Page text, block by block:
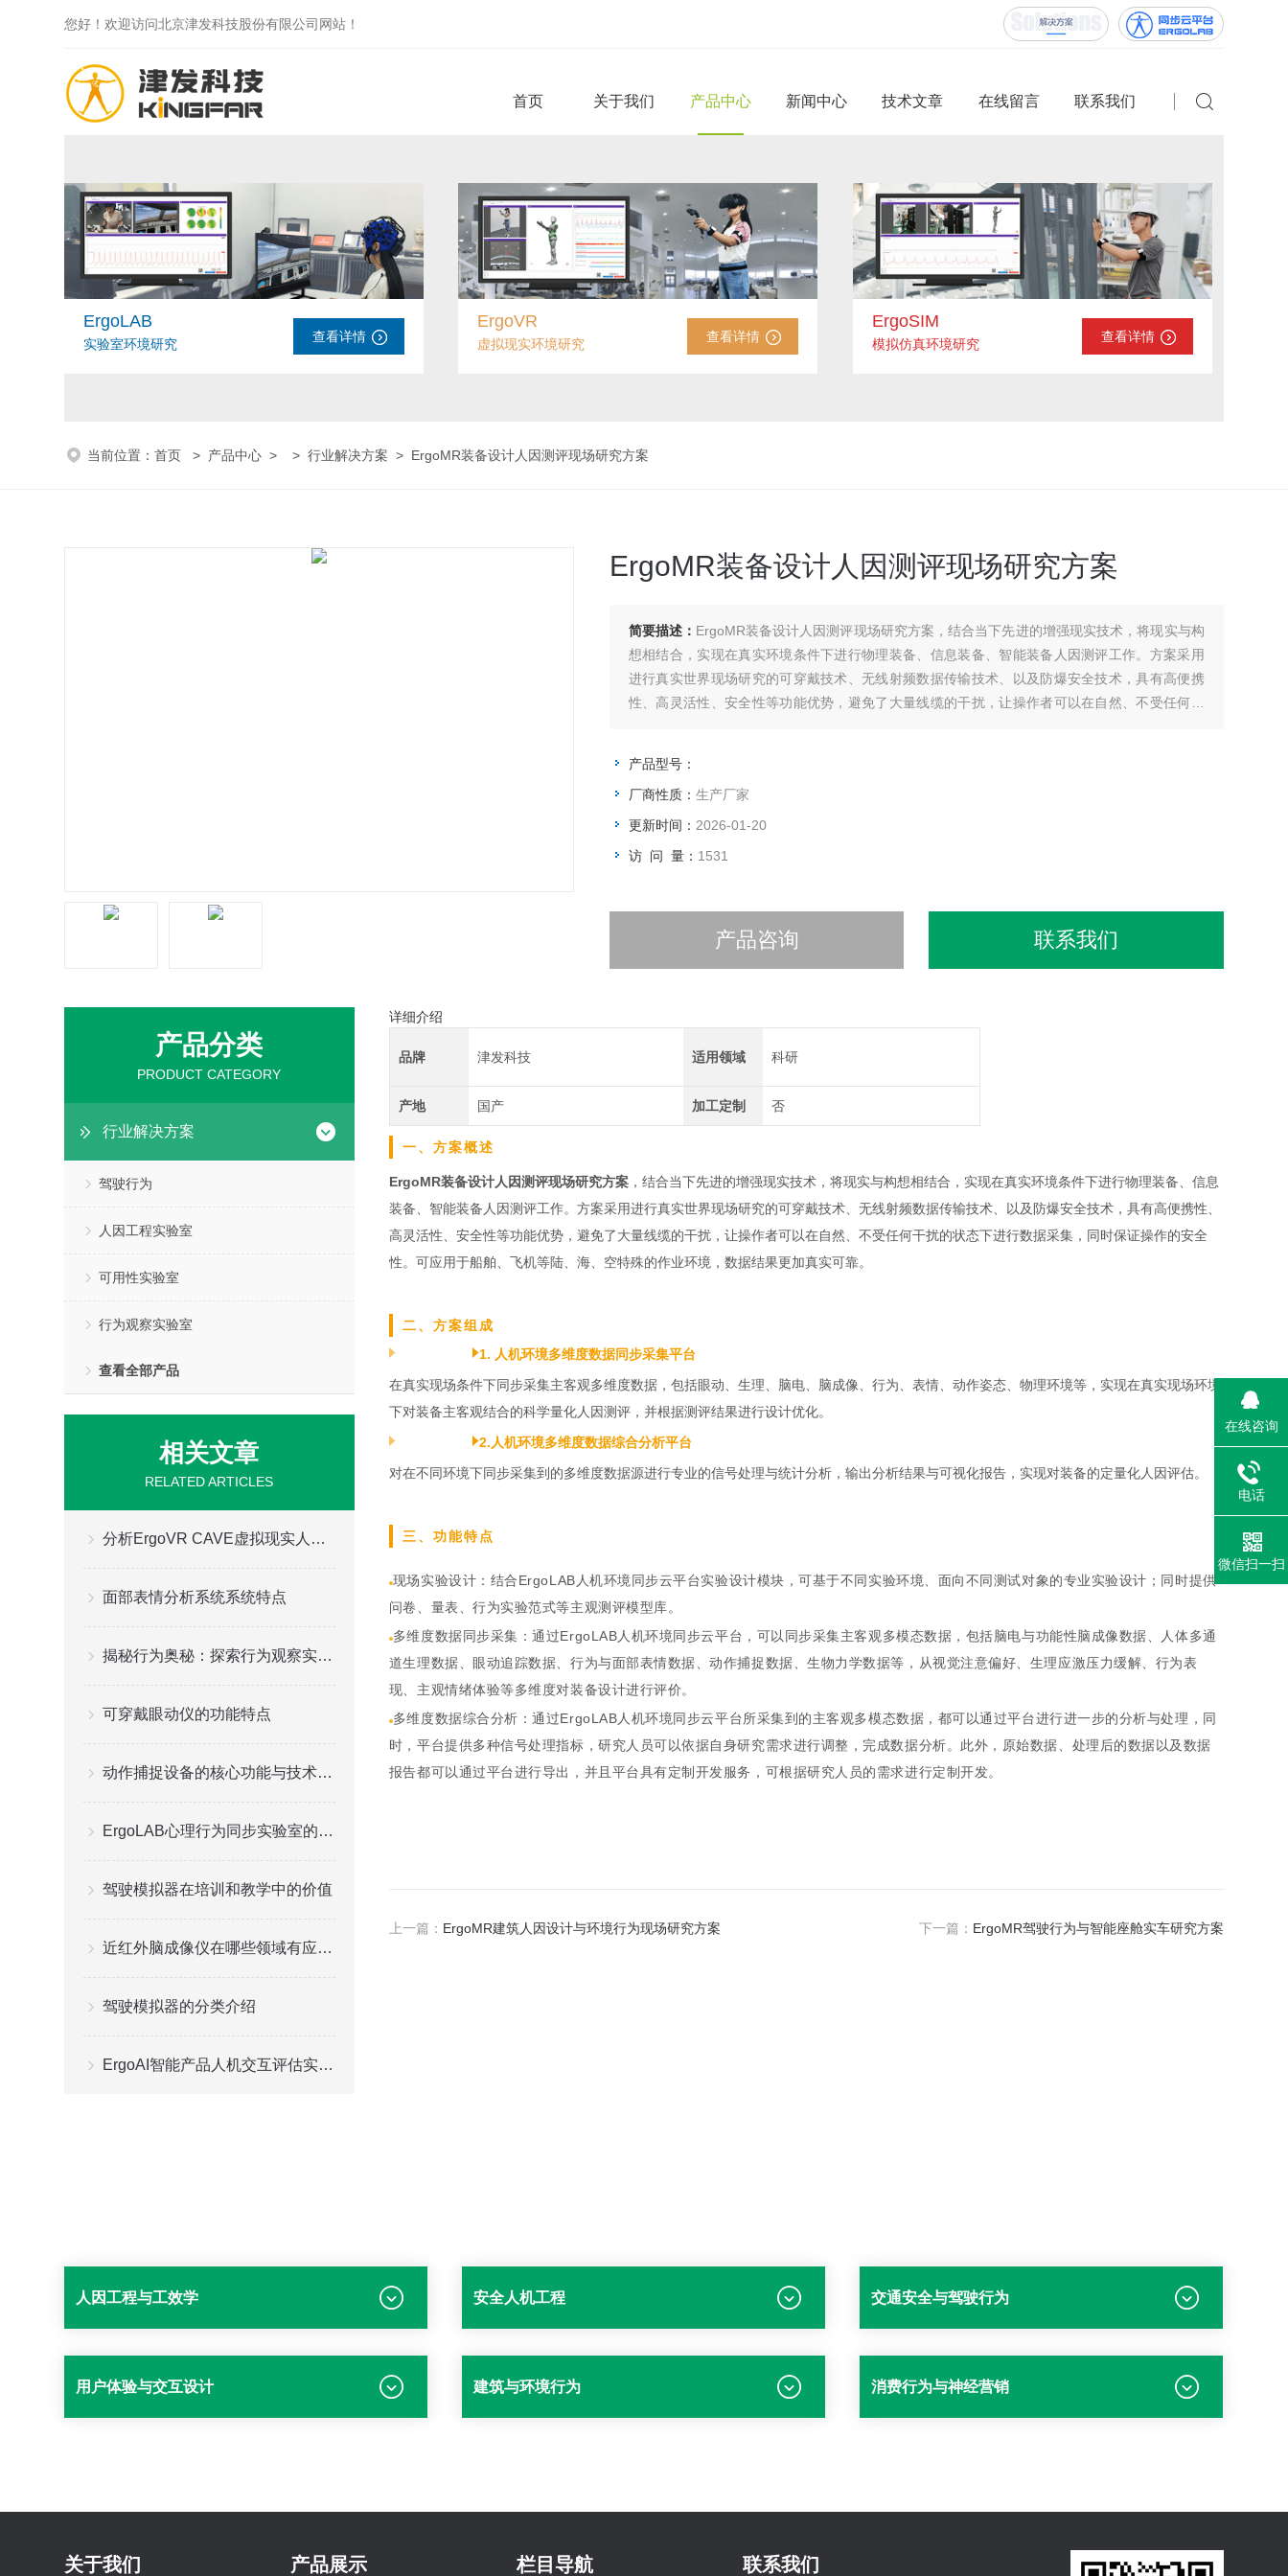
您好！欢迎访问北京津发科技股份有限公司网站！
首页 关于我们 产品中心 新闻中心 技术文章 在线留言 联系我们
ErgoLAB
实验室环境研究 查看详情
ErgoVR
虚拟现实环境研究 查看详情
ErgoSIM
模拟仿真环境研究 查看详情
当前位置：首页 > 产品中心 > >行业解决方案 > ErgoMR装备设计人因测评现场研究方案
ErgoMR装备设计人因测评现场研究方案
简要描述： ErgoMR装备设计人因测评现场研究方案，结合当下先进的增强现实技术，将现实与构
想相结合，实现在真实环境条件下进行物理装备、信息装备、智能装备人因测评工作。方案采用
进行真实世界现场研究的可穿戴技术、无线射频数据传输技术、以及防爆安全技术，具有高便携
性、高灵活性、安全性等功能优势，避免了大量线缆的干扰，让操作者可以在自然、不受任何干
产品型号：
厂商性质： 生产厂家
更新时间： 2026-01-20
访 问 量： 1531
产品咨询 联系我们
产品分类
PRODUCT CATEGORY
行业解决方案
驾驶行为
人因工程实验室
可用性实验室
行为观察实验室
查看全部产品
相关文章
RELATED ARTICLES
分析ErgoVR CAVE虚拟现实人机交互测评实验室的组成
面部表情分析系统系统特点
揭秘行为奥秘：探索行为观察实验室的无限可能
可穿戴眼动仪的功能特点
动作捕捉设备的核心功能与技术原理解读
ErgoLAB心理行为同步实验室的数据同步采集功能
驾驶模拟器在培训和教学中的价值
近红外脑成像仪在哪些领域有应用？
驾驶模拟器的分类介绍
ErgoAI智能产品人机交互评估实验室功能应用情况分析
详细介绍
品牌 津发科技 适用领域 科研
产地 国产 加工定制 否
一、方案概述
ErgoMR装备设计人因测评现场研究方案，结合当下先进的增强现实技术，将现实与构想相结合，实现在真实环境条件下进行物理装备、信息
装备、智能装备人因测评工作。方案采用进行真实世界现场研究的可穿戴技术、无线射频数据传输技术、以及防爆安全技术，具有高便携性、
高灵活性、安全性等功能优势，避免了大量线缆的干扰，让操作者可以在自然、不受任何干扰的状态下进行数据采集，同时保证操作的安全
性。可应用于船舶、飞机等陆、海、空特殊的作业环境，数据结果更加真实可靠。
二、方案组成
1. 人机环境多维度数据同步采集平台
在真实现场条件下同步采集主客观多维度数据，包括眼动、生理、脑电、脑成像、行为、表情、动作姿态、物理环境等，实现在真实现场环境
下对装备主客观结合的科学量化人因测评，并根据测评结果进行设计优化。
2.人机环境多维度数据综合分析平台
对在不同环境下同步采集到的多维度数据源进行专业的信号处理与统计分析，输出分析结果与可视化报告，实现对装备的定量化人因评估。
三、功能特点
现场实验设计：结合ErgoLAB人机环境同步云平台实验设计模块，可基于不同实验环境、面向不同测试对象的专业实验设计；同时提供
问卷、量表、行为实验范式等主观测评模型库。
多维度数据同步采集：通过ErgoLAB人机环境同步云平台，可以同步采集主客观多模态数据，包括脑电与功能性脑成像数据、人体多通
道生理数据、眼动追踪数据、行为与面部表情数据、动作捕捉数据、生物力学数据等，从视觉注意偏好、生理应激压力缓解、行为表
现、主观情绪体验等多维度对装备设计进行评价。
多维度数据综合分析：通过ErgoLAB人机环境同步云平台所采集到的主客观多模态数据，都可以通过平台进行进一步的分析与处理，同
时，平台提供多种信号处理指标，研究人员可以依据自身研究需求进行调整，完成数据分析。此外，原始数据、处理后的数据以及数据
报告都可以通过平台进行导出，并且平台具有定制开发服务，可根据研究人员的需求进行定制开发。
上一篇： ErgoMR建筑人因设计与环境行为现场研究方案 下一篇： ErgoMR驾驶行为与智能座舱实车研究方案
人因工程与工效学 安全人机工程 交通安全与驾驶行为
用户体验与交互设计 建筑与环境行为 消费行为与神经营销
关于我们 产品展示 栏目导航 联系我们
在线咨询
电话
微信扫一扫